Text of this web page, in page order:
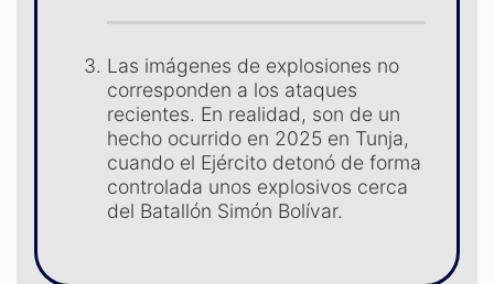
Las imágenes de explosiones no
corresponden a los ataques
recientes. En realidad, son de un
hecho ocurrido en 2025 en Tunja,
cuando el Ejército detonó de forma
controlada unos explosivos cerca
del Batallón Simón Bolívar.